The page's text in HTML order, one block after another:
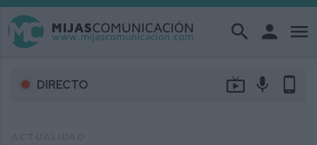
search person menu
DIRECTO live_tv mic phone_android